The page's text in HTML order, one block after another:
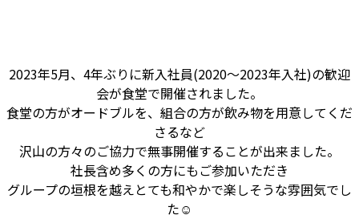
2023年5月、4年ぶりに新入社員(2020～2023年入社)の歓迎
会が食堂で開催されました。
食堂の方がオードブルを、組合の方が飲み物を用意してくだ
さるなど
沢山の方々のご協力で無事開催することが出来ました。
社長含め多くの方にもご参加いただき
グループの垣根を越えとても和やかで楽しそうな雰囲気でし
た☺